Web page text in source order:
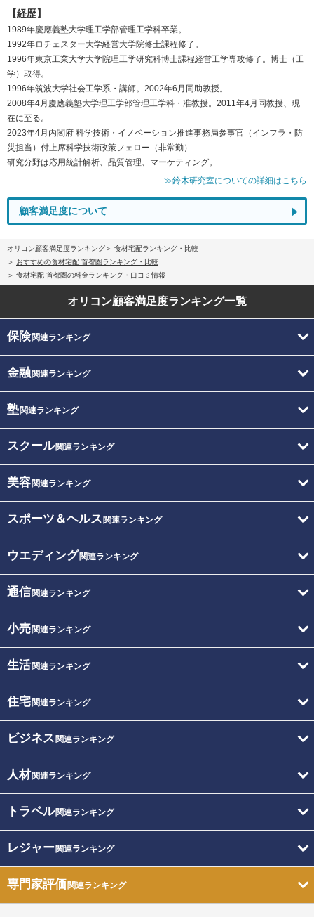
【経歴】
1989年慶應義塾大学理工学部管理工学科卒業。
1992年ロチェスター大学経営大学院修士課程修了。
1996年東京工業大学大学院理工学研究科博士課程経営工学専攻修了。博士（工
学）取得。
1996年筑波大学社会工学系・講師。2002年6月同助教授。
2008年4月慶應義塾大学理工学部管理工学科・准教授。2011年4月同教授、現
在に至る。
2023年4月内閣府 科学技術・イノベーション推進事務局参事官（インフラ・防
災担当）付上席科学技術政策フェロー（非常勤）
研究分野は応用統計解析、品質管理、マーケティング。
≫鈴木研究室についての詳細はこちら
顧客満足度について
オリコン顧客満足度ランキング
食材宅配ランキング・比較
おすすめの食材宅配 首都圏ランキング・比較
食材宅配 首都圏の料金ランキング・口コミ情報
オリコン顧客満足度ランキング一覧
保険関連ランキング
金融関連ランキング
塾関連ランキング
スクール関連ランキング
美容関連ランキング
スポーツ＆ヘルス 関連ランキング
ウエディング関連ランキング
通信関連ランキング
小売関連ランキング
生活関連ランキング
住宅関連ランキング
ビジネス 関連ランキング
人材関連ランキング
トラベル関連ランキング
レジャー関連ランキング
専門家評価関連ランキング